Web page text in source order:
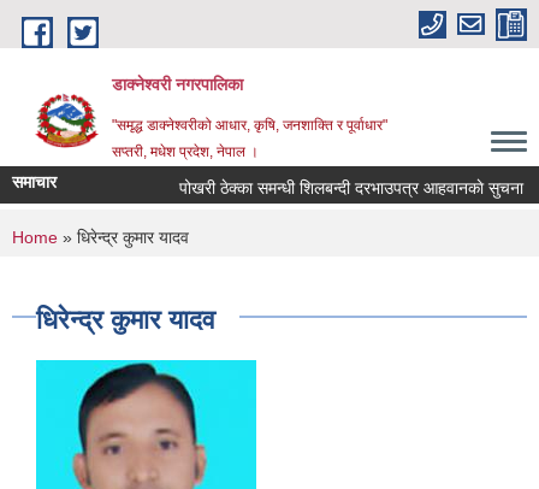
Skip to main content
डाक्नेश्वरी नगरपालिका
"समृद्ध डाक्नेश्वरीको आधार, कृषि, जनशाक्ति र पूर्वाधार"
सप्तरी, मधेश प्रदेश, नेपाल ।
समाचार पोखरी ठेक्का समन्धी शिलबन्दी दरभाउपत्र आहवानकाे सुचना
You are here
Home » धिरेन्द्र कुमार यादव
धिरेन्द्र कुमार यादव